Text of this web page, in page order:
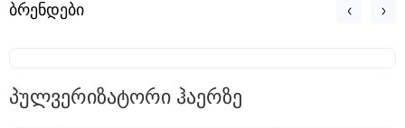
ბრენდები
პულვერიზატორი ჰაერზე